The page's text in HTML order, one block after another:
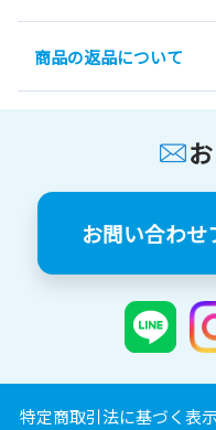
商品の返品について
お問い合わせ
特定商取引法に基づく表